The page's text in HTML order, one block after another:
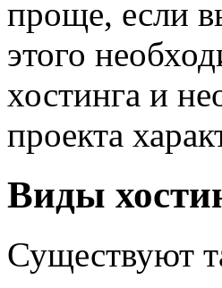
проще, если
этого
хостинга и
проекта
Виды
Существуют